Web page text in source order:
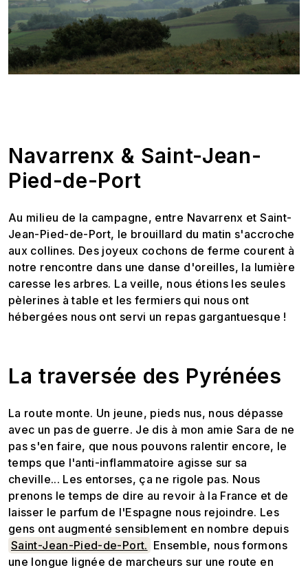
Navarrenx & Saint-Jean-
Pied-de-Port
Au milieu de la campagne, entre Navarrenx et Saint-
Jean-Pied-de-Port, le brouillard du matin s'accroche
aux collines. Des joyeux cochons de ferme courent à
notre rencontre dans une danse d'oreilles, la lumière
caresse les arbres. La veille, nous étions les seules
pèlerines à table et les fermiers qui nous ont
hébergées nous ont servi un repas gargantuesque !
La traversée des Pyrénées
La route monte. Un jeune, pieds nus, nous dépasse
avec un pas de guerre. Je dis à mon amie Sara de ne
pas s'en faire, que nous pouvons ralentir encore, le
temps que l'anti-inflammatoire agisse sur sa
cheville... Les entorses, ça ne rigole pas. Nous
prenons le temps de dire au revoir à la France et de
laisser le parfum de l'Espagne nous rejoindre. Les
gens ont augmenté sensiblement en nombre depuis
Saint-Jean-Pied-de-Port. Ensemble, nous formons
une longue lignée de marcheurs sur une route en